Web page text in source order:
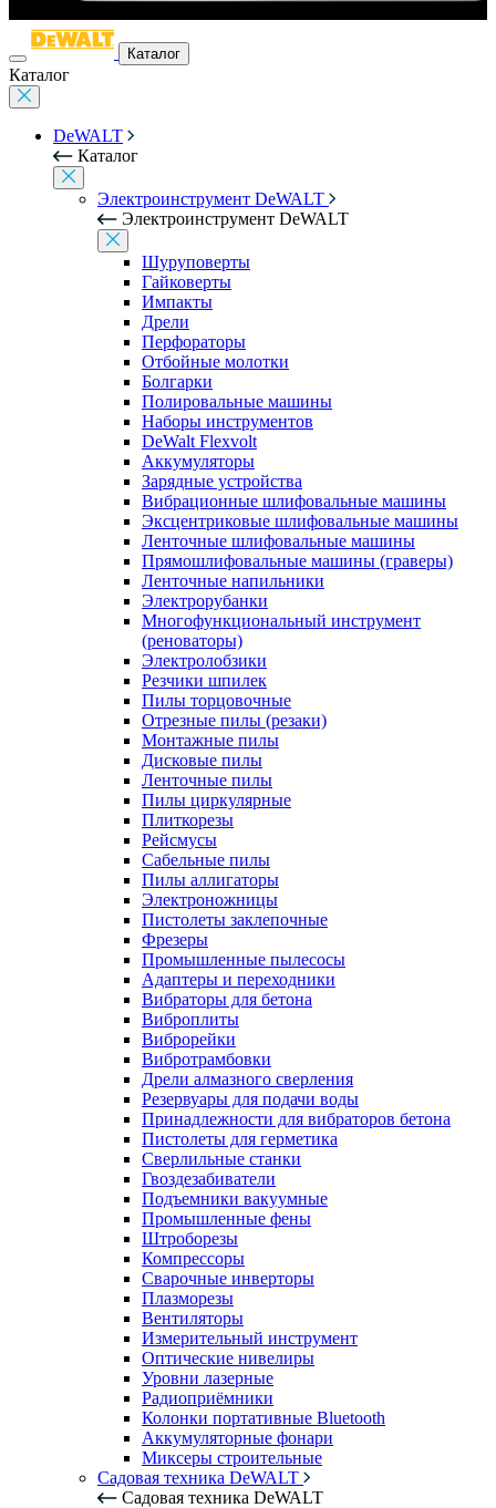
Каталог
Каталог
DeWALT
Каталог
Электроинструмент DeWALT
Электроинструмент DeWALT
Шуруповерты
Гайковерты
Импакты
Дрели
Перфораторы
Отбойные молотки
Болгарки
Полировальные машины
Наборы инструментов
DeWalt Flexvolt
Аккумуляторы
Зарядные устройства
Вибрационные шлифовальные машины
Эксцентриковые шлифовальные машины
Ленточные шлифовальные машины
Прямошлифовальные машины (граверы)
Ленточные напильники
Электрорубанки
Многофункциональный инструмент
(реноваторы)
Электролобзики
Резчики шпилек
Пилы торцовочные
Отрезные пилы (резаки)
Монтажные пилы
Дисковые пилы
Ленточные пилы
Пилы циркулярные
Плиткорезы
Рейсмусы
Сабельные пилы
Пилы аллигаторы
Электроножницы
Пистолеты заклепочные
Фрезеры
Промышленные пылесосы
Адаптеры и переходники
Вибраторы для бетона
Виброплиты
Виброрейки
Вибротрамбовки
Дрели алмазного сверления
Резервуары для подачи воды
Принадлежности для вибраторов бетона
Пистолеты для герметика
Сверлильные станки
Гвоздезабиватели
Подъемники вакуумные
Промышленные фены
Штроборезы
Компрессоры
Сварочные инверторы
Плазморезы
Вентиляторы
Измерительный инструмент
Оптические нивелиры
Уровни лазерные
Радиоприёмники
Колонки портативные Bluetooth
Аккумуляторные фонари
Миксеры строительные
Садовая техника DeWALT
Садовая техника DeWALT